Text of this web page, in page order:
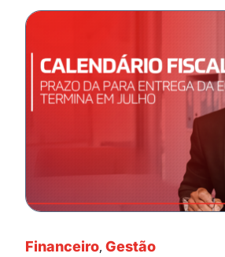
Financeiro, Gestão